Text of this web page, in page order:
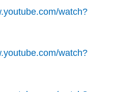
watch?
watch?